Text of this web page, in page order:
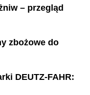
– przegląd
zbożowe do
DEUTZ-FAHR: